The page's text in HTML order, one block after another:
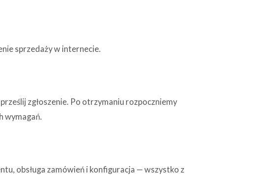
sprzedaży w internecie.
zgłoszenie. Po otrzymaniu rozpoczniemy
wymagań.
obsługa zamówień i konfiguracja — wszystko z